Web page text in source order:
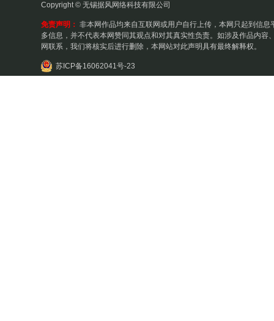
Copyright © 无锡据风网络科技有限公司
免责声明： 非本网作品均来自互联网或用户自行上传，本网只起到信息
多信息，并不代表本网赞同其观点和对其真实性负责。如涉及作品内容
网联系，我们将核实后进行删除，本网站对此声明具有最终解释权。
苏ICP备16062041号-23